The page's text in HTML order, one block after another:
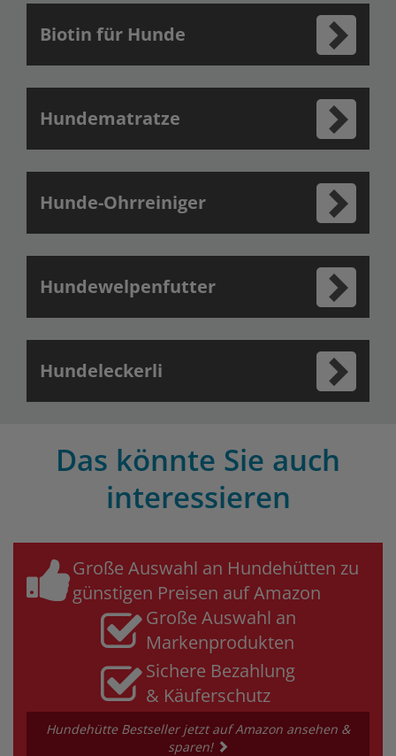
Biotin für Hunde
Hundematratze
Hunde-Ohrreiniger
Hundewelpenfutter
Hundeleckerli
Das könnte Sie auch
interessieren
Große Auswahl an Hundehütten zu
günstigen Preisen auf Amazon
Große Auswahl an
Markenprodukten
Sichere Bezahlung
& Käuferschutz
Hundehütte Bestseller jetzt auf Amazon ansehen &
sparen!